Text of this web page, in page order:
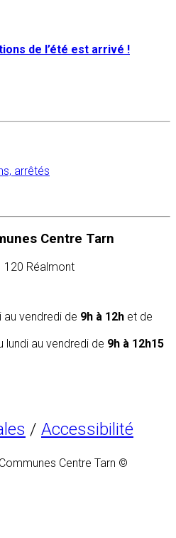
de l’été est arrivé !
arrêtés
Centre Tarn
120 Réalmont
au vendredi de 9h à 12h et de
lundi au vendredi de 9h à 12h15
/ Accessibilité
Centre Tarn ©